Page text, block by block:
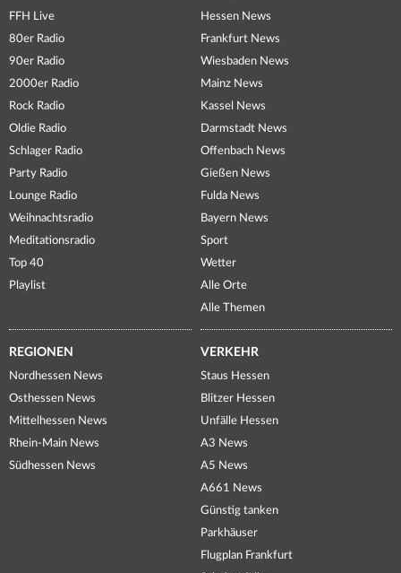
FFH Live
80er Radio
90er Radio
2000er Radio
Rock Radio
Oldie Radio
Schlager Radio
Party Radio
Lounge Radio
Weihnachtsradio
Meditationsradio
Top 40
Playlist
Hessen News
Frankfurt News
Wiesbaden News
Mainz News
Kassel News
Darmstadt News
Offenbach News
Gießen News
Fulda News
Bayern News
Sport
Wetter
Alle Orte
Alle Themen
REGIONEN
Nordhessen News
Osthessen News
Mittelhessen News
Rhein-Main News
Südhessen News
VERKEHR
Staus Hessen
Blitzer Hessen
Unfälle Hessen
A3 News
A5 News
A661 News
Günstig tanken
Parkhäuser
Flugplan Frankfurt